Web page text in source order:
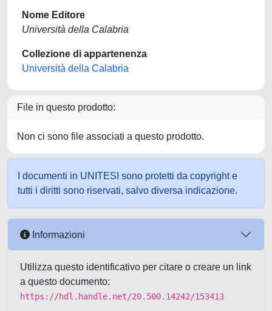
Nome Editore
Università della Calabria
Collezione di appartenenza
Università della Calabria
File in questo prodotto:
Non ci sono file associati a questo prodotto.
I documenti in UNITESI sono protetti da copyright e
tutti i diritti sono riservati, salvo diversa indicazione.
Informazioni
Utilizza questo identificativo per citare o creare un link
a questo documento:
https://hdl.handle.net/20.500.14242/153413